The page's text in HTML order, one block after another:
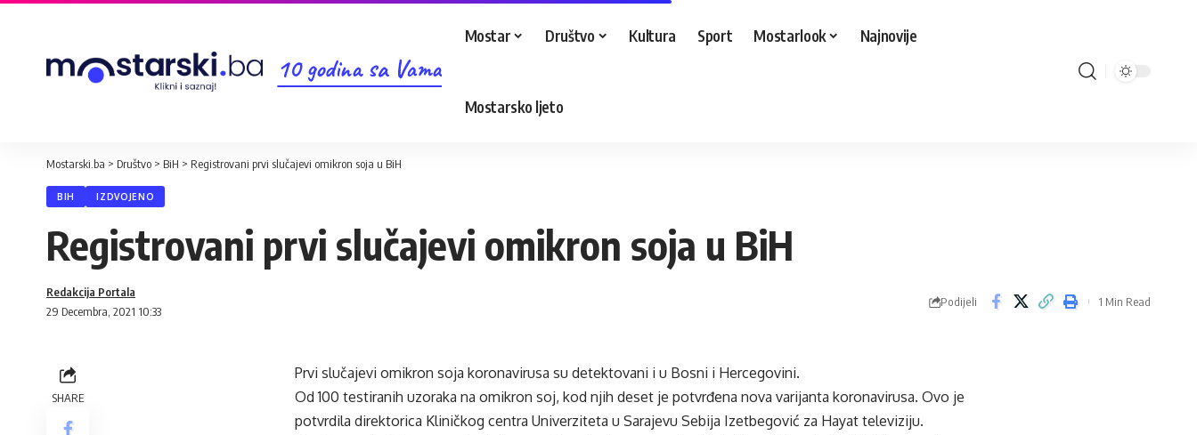
10 godina sa Vama
Mostar Društvo Kultura Sport Mostarlook Najnovije
Mostarsko ljeto
Mostarski.ba > Društvo > BiH > Registrovani prvi slučajevi omikron soja u BiH
BIH IZDVOJENO
Registrovani prvi slučajevi omikron soja u BiH
29 Decembra, 2021 10:33
Redakcija Portala
Podijeli 1 Min Read
SHARE
Prvi slučajevi omikron soja koronavirusa su detektovani i u Bosni i Hercegovini.
Od 100 testiranih uzoraka na omikron soj, kod njih deset je potvrđena nova varijanta koronavirusa. Ovo je
potvrdila direktorica Kliničkog centra Univerziteta u Sarajevu Sebija Izetbegović za Hayat televiziju.